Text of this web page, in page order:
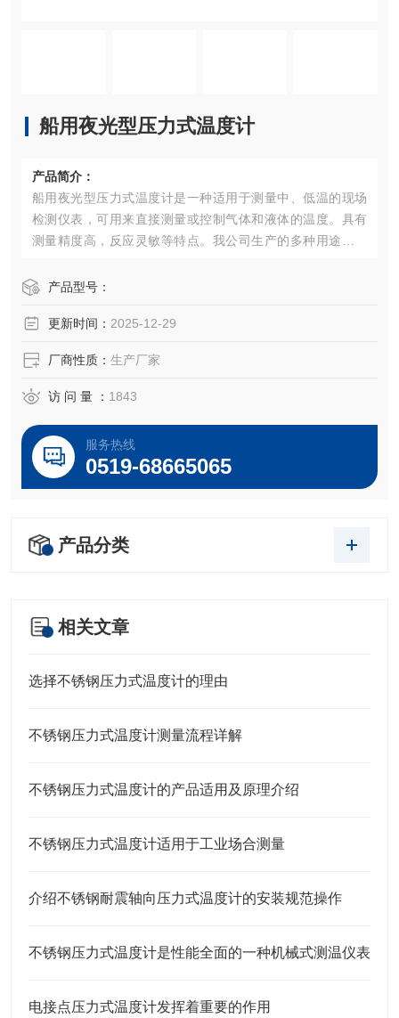
船用夜光型压力式温度计
产品简介：
船用夜光型压力式温度计是一种适用于测量中、低温的现场
检测仪表，可用来直接测量或控制气体和液体的温度。具有
测量精度高，反应灵敏等特点。我公司生产的多种用途的压
配套制造。产品广泛用于工业、农业、科研等领域的各个行
产品型号：
更新时间： 2025-12-29
厂商性质： 生产厂家
访 问 量 ： 1843
服务热线
0519-68665065
产品分类
相关文章
选择不锈钢压力式温度计的理由
不锈钢压力式温度计测量流程详解
不锈钢压力式温度计的产品适用及原理介绍
不锈钢压力式温度计适用于工业场合测量
介绍不锈钢耐震轴向压力式温度计的安装规范操作
不锈钢压力式温度计是性能全面的一种机械式测温仪表
电接点压力式温度计发挥着重要的作用